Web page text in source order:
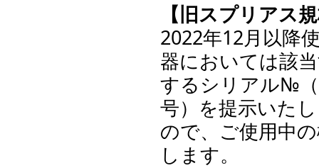
【旧スプリアス
2022年12月以降
器においては該
するシリアル№
号）を提示いた
ので、ご使用中
します。